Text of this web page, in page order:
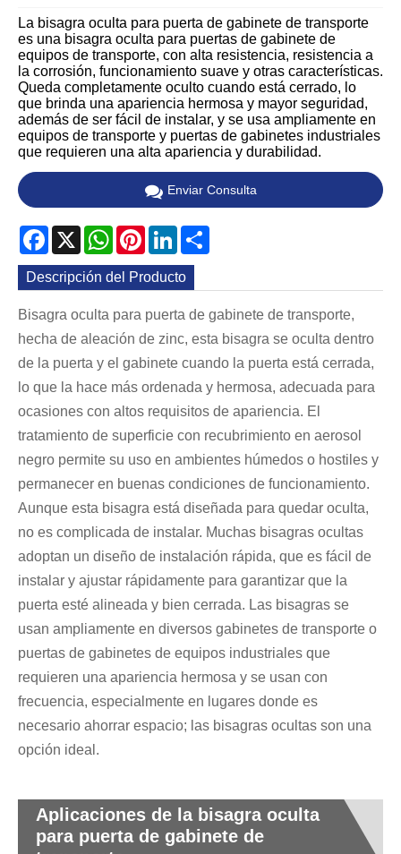
La bisagra oculta para puerta de gabinete de transporte
es una bisagra oculta para puertas de gabinete de
equipos de transporte, con alta resistencia, resistencia a
la corrosión, funcionamiento suave y otras características.
Queda completamente oculto cuando está cerrado, lo
que brinda una apariencia hermosa y mayor seguridad,
además de ser fácil de instalar, y se usa ampliamente en
equipos de transporte y puertas de gabinetes industriales
que requieren una alta apariencia y durabilidad.
Enviar Consulta
Facebook
X WhatsApp
PinterestLinkedIn
Descripción del Producto
Bisagra oculta para puerta de gabinete de transporte,
hecha de aleación de zinc, esta bisagra se oculta dentro
de la puerta y el gabinete cuando la puerta está cerrada,
lo que la hace más ordenada y hermosa, adecuada para
ocasiones con altos requisitos de apariencia. El
tratamiento de superficie con recubrimiento en aerosol
negro permite su uso en ambientes húmedos o hostiles y
permanecer en buenas condiciones de funcionamiento.
Aunque esta bisagra está diseñada para quedar oculta,
no es complicada de instalar. Muchas bisagras ocultas
adoptan un diseño de instalación rápida, que es fácil de
instalar y ajustar rápidamente para garantizar que la
puerta esté alineada y bien cerrada. Las bisagras se
usan ampliamente en diversos gabinetes de transporte o
puertas de gabinetes de equipos industriales que
requieren una apariencia hermosa y se usan con
frecuencia, especialmente en lugares donde es
necesario ahorrar espacio; las bisagras ocultas son una
opción ideal.
Aplicaciones de la bisagra oculta
para puerta de gabinete de